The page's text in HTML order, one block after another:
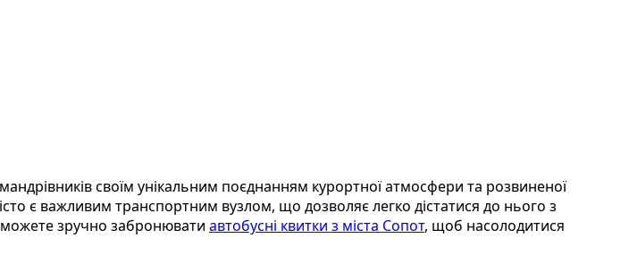
своїм унікальним поєднанням курортної атмосфери та розвиненої
є важливим транспортним вузлом, що дозволяє легко дістатися до нього з
можете зручно забронювати автобусні квитки з міста Сопот, щоб насолодитися